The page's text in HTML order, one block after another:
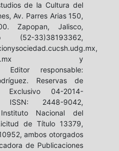
de la Cultura del
Av. Parres Arias 150,
Zapopan, Jalisco,
(52-33)38193362,
y
Editor responsable:
Reservas de
04-2014-
ISSN: 2448-9042,
Nacional del
de Título 13379,
ambos otorgados
de Publicaciones